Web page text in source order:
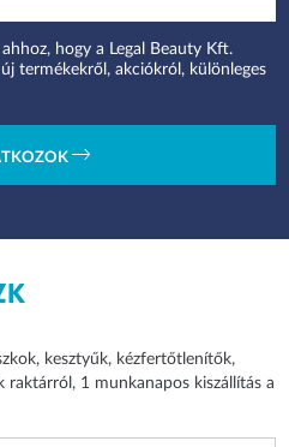
hogy a Legal Beauty Kft.
termékekről, akciókról, különleges
kesztyűk, kézfertőtlenítők,
raktárról, 1 munkanapos kiszállítás a